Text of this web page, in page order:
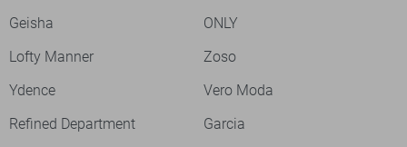
Geisha
ONLY
Lofty Manner
Zoso
Ydence
Vero Moda
Refined Department
Garcia